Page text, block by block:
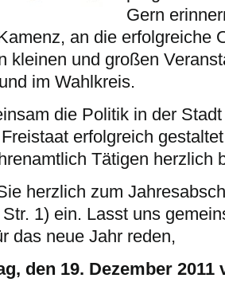
Gern
an die erfolgreiche
kleinen und großen
im Wahlkreis.
die Politik in der
erfolgreich
Tätigen herzlich
herzlich zum
1) ein. Lasst uns
das neue Jahr reden,
den 19. Dezember 2011